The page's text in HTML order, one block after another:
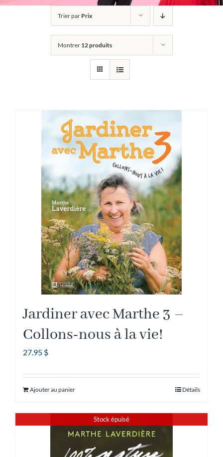
Trier par Prix
Montrer 12 produits
Jardiner avec Marthe 3 –
Collons-nous à la vie!
27.95 $
Ajouter au panier Détails
Stock épuisé